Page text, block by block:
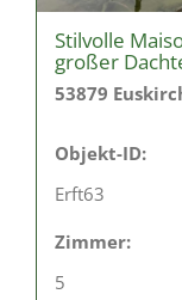
Stilvolle
großer
53879
Objekt-ID:
Erft63
Zimmer:
5